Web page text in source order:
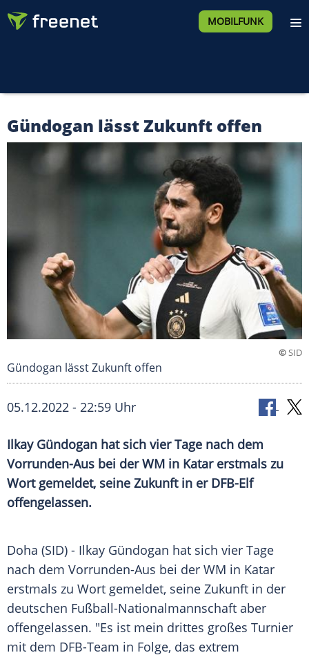
MOBILFUNK
Gündogan lässt Zukunft offen
©SID
Gündogan lässt Zukunft offen
05.12.2022 - 22:59 Uhr
Ilkay Gündogan hat sich vier Tage nach dem
Vorrunden-Aus bei der WM in Katar erstmals zu
Wort gemeldet, seine Zukunft in er DFB-Elf
offengelassen.
Doha (SID) - Ilkay Gündogan hat sich vier Tage
nach dem Vorrunden-Aus bei der WM in Katar
erstmals zu Wort gemeldet, seine Zukunft in der
deutschen Fußball-Nationalmannschaft aber
offengelassen. "Es ist mein drittes großes Turnier
mit dem DFB-Team in Folge, das extrem